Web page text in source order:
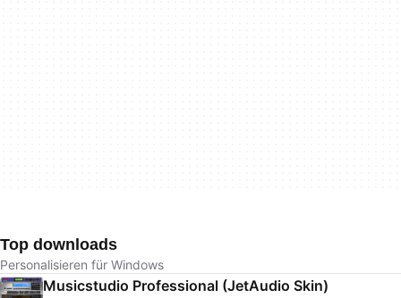
Top downloads
Personalisieren für Windows
Musicstudio Professional (JetAudio Skin)